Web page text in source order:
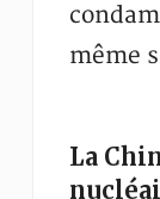
même
La